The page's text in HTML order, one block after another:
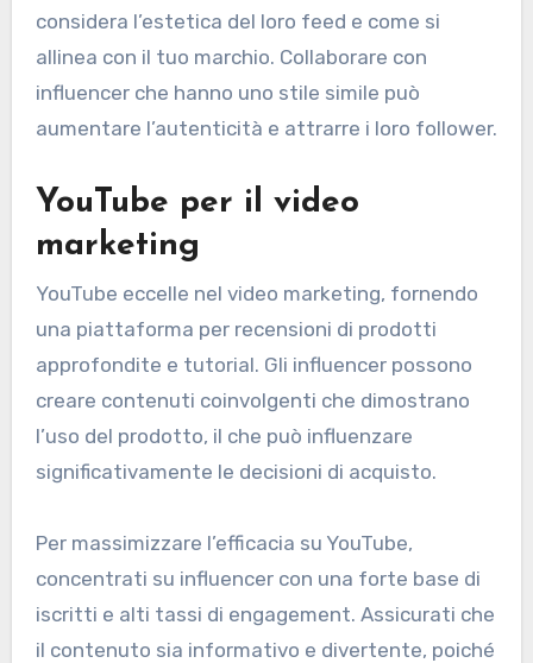
considera l’estetica del loro feed e come si
allinea con il tuo marchio. Collaborare con
influencer che hanno uno stile simile può
aumentare l’autenticità e attrarre i loro follower.
YouTube per il video
marketing
YouTube eccelle nel video marketing, fornendo
una piattaforma per recensioni di prodotti
approfondite e tutorial. Gli influencer possono
creare contenuti coinvolgenti che dimostrano
l’uso del prodotto, il che può influenzare
significativamente le decisioni di acquisto.
Per massimizzare l’efficacia su YouTube,
concentrati su influencer con una forte base di
iscritti e alti tassi di engagement. Assicurati che
il contenuto sia informativo e divertente, poiché